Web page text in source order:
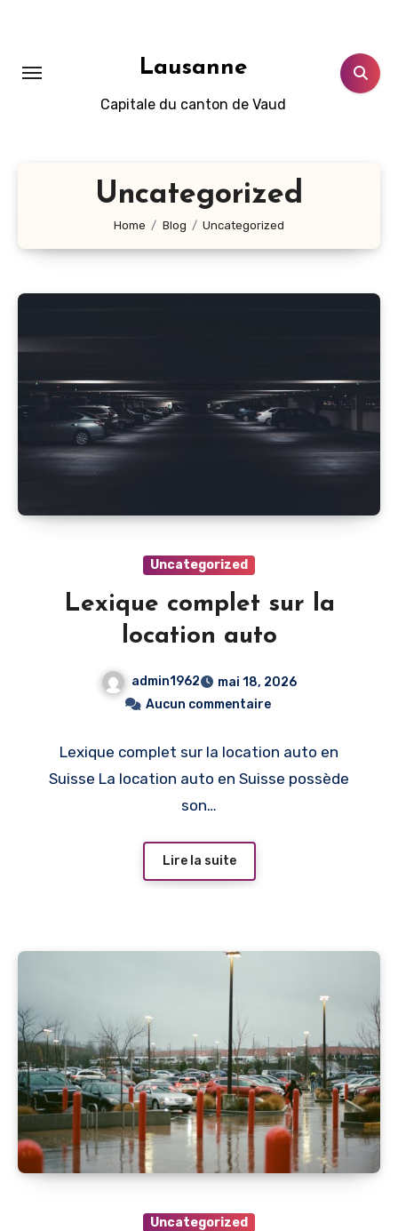
Lausanne
Capitale du canton de Vaud
Uncategorized
Home Blog Uncategorized
Uncategorized
Lexique complet sur la
location auto
admin1962
mai 18, 2026
Aucun commentaire
Lexique complet sur la location auto en
Suisse La location auto en Suisse possède
son…
Lire la suite
Uncategorized